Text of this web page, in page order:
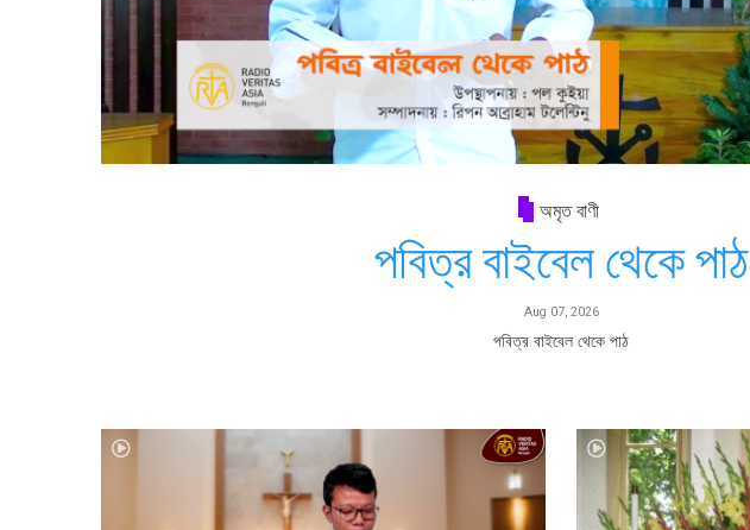
অমৃত বাণী
পবিত্র বাইবেল থেকে পাঠ
Aug 07, 2026
পবিত্র বাইবেল থেকে পাঠ